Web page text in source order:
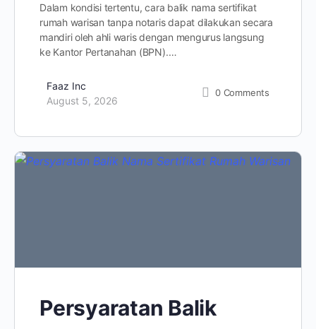
Dalam kondisi tertentu, cara balik nama sertifikat
rumah warisan tanpa notaris dapat dilakukan secara
mandiri oleh ahli waris dengan mengurus langsung
ke Kantor Pertanahan (BPN).…
Faaz Inc
August 5, 2026
0 Comments
Persyaratan Balik